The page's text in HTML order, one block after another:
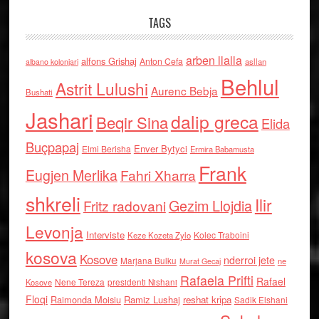
TAGS
albano kolonjari alfons Grishaj Anton Cefa arben llalla asllan
Bushati Astrit Lulushi Aurenc Bebja Behlul
Jashari Beqir Sinadalip grecaElida
Buçpapaj Elmi Berisha Enver Bytyci Ermira Babamusta
Eugjen MerlikaFahri Xharra Frank
shkreli Fritz radovaniGezim Llojdia Ilir
Levonja Interviste Keze Kozeta Zylo Kolec Traboini
kosova Kosove Marjana Bulku Murat Gecaj nderroi jete ne
Kosove Nene Tereza presidenti Nishani Rafaela Prifti Rafael
Floqi Raimonda Moisiu Ramiz Lushaj reshat kripa Sadik Elshani